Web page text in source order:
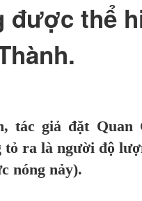
được thể
tác giả đặt Quan
tỏ ra là người độ
nóng nảy).